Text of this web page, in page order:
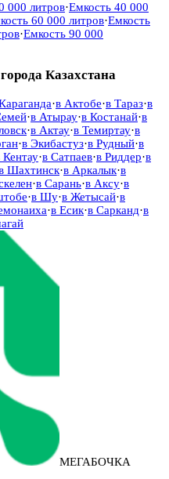
000 литров·Емкость 40 000
60 000 литров·Емкость
·Емкость 90 000
Казахстана
·в Актобе·в Тараз·в
·в Атырау·в Костанай·в
·в Актау·в Темиртау·в
·в Экибастуз·в Рудный·в
Кентау·в Сатпаев·в Риддер·в
Шахтинск·в Аркалык·в
·в Сарань·в Аксу·в
·в Шу·в Жетысай·в
·в Есик·в Сарканд·в
МЕГАБОЧКА